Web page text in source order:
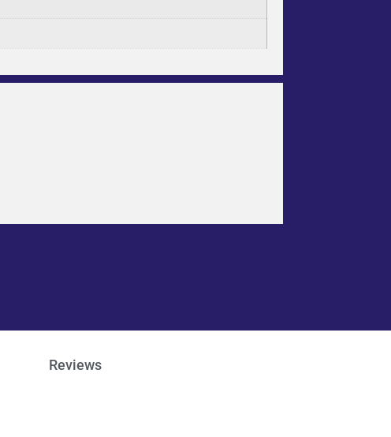
Reviews